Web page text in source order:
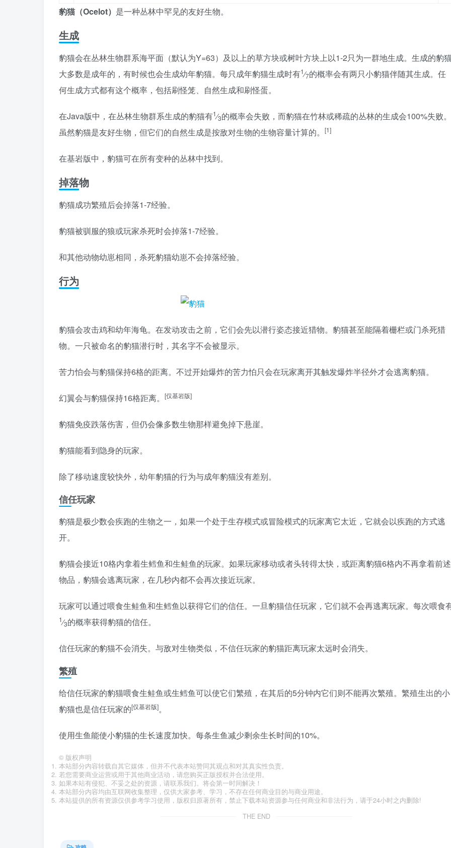
豹猫（Ocelot） 是一种丛林中罕见的友好生物。
生成
豹猫会在丛林生物群系海平面（默认为Y=63）及以上的草方块或树叶方块上以1-2只为一群地生成。生成的豹
大多数是成年的，有时候也会生成幼年豹猫。每只成年豹猫生成时有1⁄7的概率会有两只小豹猫伴随其生成。任
何生成方式都有这个概率，包括刷怪笼、自然生成和刷怪蛋。
在Java版中，在丛林生物群系生成的豹猫有1⁄3的概率会失败，而豹猫在竹林或稀疏的丛林的生成会100%失败。
虽然豹猫是友好生物，但它们的自然生成是按敌对生物的生物容量计算的。
[1]
在基岩版中，豹猫可在所有变种的丛林中找到。
掉落物
豹猫成功繁殖后会掉落1-7经验。
豹猫被驯服的狼或玩家杀死时会掉落1-7经验。
和其他动物幼崽相同，杀死豹猫幼崽不会掉落经验。
行为
豹猫会攻击鸡和幼年海龟。在发动攻击之前，它们会先以潜行姿态接近猎物。豹猫甚至能隔着栅栏或门杀死猎
物。一只被命名的豹猫潜行时，其名字不会被显示。
苦力怕会与豹猫保持6格的距离。不过开始爆炸的苦力怕只会在玩家离开其触发爆炸半径外才会逃离豹猫。
幻翼会与豹猫保持16格距离。 [仅基岩版]
豹猫免疫跌落伤害，但仍会像多数生物那样避免掉下悬崖。
豹猫能看到隐身的玩家。
除了移动速度较快外，幼年豹猫的行为与成年豹猫没有差别。
信任玩家
豹猫是极少数会疾跑的生物之一，如果一个处于生存模式或冒险模式的玩家离它太近，它就会以疾跑的方式逃
开。
豹猫会接近10格内拿着生鳕鱼和生鲑鱼的玩家。如果玩家移动或者头转得太快，或距离豹猫6格内不再拿着前述
物品，豹猫会逃离玩家，在几秒内都不会再次接近玩家。
玩家可以通过喂食生鲑鱼和生鳕鱼以获得它们的信任。一旦豹猫信任玩家，它们就不会再逃离玩家。每次喂食
1⁄3的概率获得豹猫的信任。
信任玩家的豹猫不会消失。与敌对生物类似，不信任玩家的豹猫距离玩家太远时会消失。
繁殖
给信任玩家的豹猫喂食生鲑鱼或生鳕鱼可以使它们繁殖，在其后的5分钟内它们则不能再次繁殖。繁殖生出的小
豹猫也是信任玩家的[仅基岩版]。
使用生鱼能使小豹猫的生长速度加快。每条生鱼减少剩余生长时间的10%。
© 版权声明
本站部分内容转载自其它媒体，但并不代表本站赞同其观点和对其真实性负责。
若您需要商业运营或用于其他商业活动，请您购买正版授权并合法使用。
如果本站有侵犯、不妥之处的资源，请联系我们。将会第一时间解决！
本站部分内容均由互联网收集整理，仅供大家参考、学习，不存在任何商业目的与商业用途。
本站提供的所有资源仅供参考学习使用，版权归原著所有，禁止下载本站资源参与任何商业和非法行为，请于24小时之内删除!
THE END